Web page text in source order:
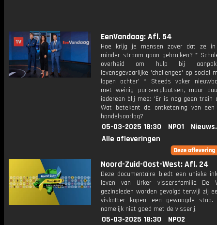
EenVandaag: Afl. 54
Hoe krijg je mensen zover dat ze in
minder stroom gaan gebruiken? *
overheid om hulp bij
levensgevaarlijke 'challenges' op social
lopen achter' * Steeds vaker
met weinig parkeerplaatsen, maar
iedereen blij mee: 'Er is nog geen
Wat betekent de ontketening van een
handelsoorlog?
05-03-2025 18:30 NPO1
Alle afleveringen
Noord-Zuid-Oost-West: Afl. 24
Deze documentaire biedt een unieke
leven van Urker vissersfamilie De
gezinsleden worden gevolgd terwijl zij
viskotter kopen, een gewaagde
namelijk niet goed met de visserij.
05-03-2025 18:30
NPO2